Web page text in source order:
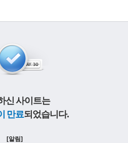
신 사이트는
만료되었습니다.
[알림]